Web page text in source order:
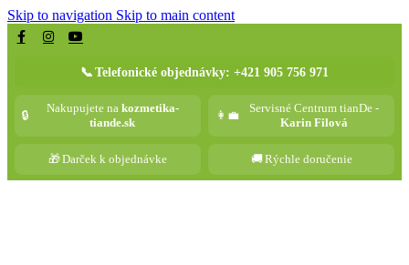
Skip to navigation Skip to main content
📞 Telefonické objednávky: +421 905 756 971
🔒
Nakupujete na kozmetika-
tiande.sk
👩‍💼
Servisné Centrum tianDe -
Karin Filová
🎁Darček k objednávke 🚚Rýchle doručenie